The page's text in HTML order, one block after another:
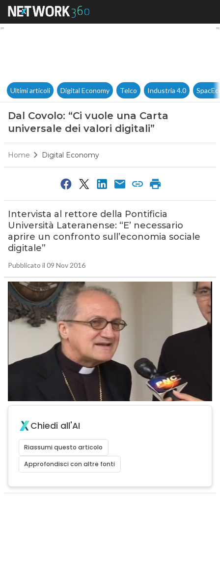
Dal Covolo: “Ci vuole una
Ultimi articoli Digital Economy Telco Industria 4.0
Dal Covolo: “Ci vuole una Carta
universale dei valori digitali”
Home Digital Economy
Intervista al rettore della Pontificia
Università Lateranense: “E’ necessario
aprire un confronto sull’economia sociale
digitale”
Pubblicato il 09 Nov 2016
Chiedi all'AI
Riassumi questo articolo
Approfondisci con altre fonti